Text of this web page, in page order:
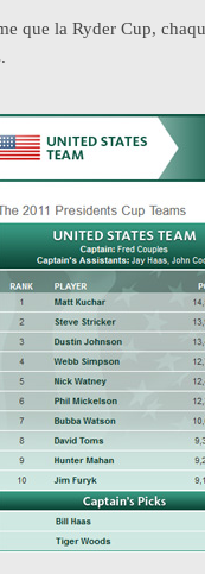
que la Ryder Cup,